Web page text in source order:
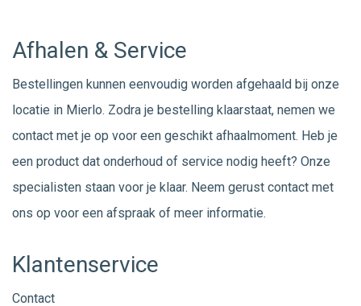
Afhalen & Service
Bestellingen kunnen eenvoudig worden afgehaald bij onze
locatie in Mierlo. Zodra je bestelling klaarstaat, nemen we
contact met je op voor een geschikt afhaalmoment. Heb je
een product dat onderhoud of service nodig heeft? Onze
specialisten staan voor je klaar. Neem gerust contact met
ons op voor een afspraak of meer informatie.
Klantenservice
Contact